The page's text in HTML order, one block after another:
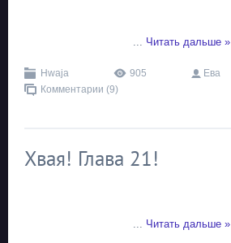
... Читать дальше »
Hwaja 905 Ева
Комментарии (9)
Хвая! Глава 21!
... Читать дальше »